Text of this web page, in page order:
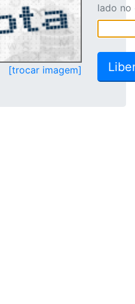
[trocar imagem]
lado no